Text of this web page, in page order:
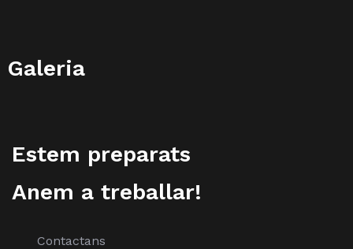
Galeria
Estem preparats
Anem a treballar!
Contactans